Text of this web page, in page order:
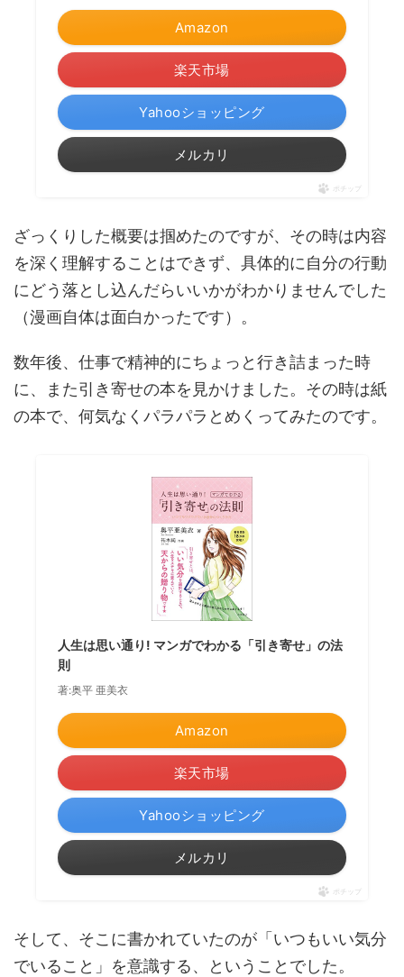
Amazon
楽天市場
Yahooショッピング
メルカリ
ポチップ
ざっくりした概要は掴めたのですが、その時は内容
を深く理解することはできず、具体的に自分の行動
にどう落とし込んだらいいかがわかりませんでした
（漫画自体は面白かったです）。
数年後、仕事で精神的にちょっと行き詰まった時
に、また引き寄せの本を見かけました。その時は紙
の本で、何気なくパラパラとめくってみたのです。
人生は思い通り! マンガでわかる「引き寄せ」の法
則
著:奥平 亜美衣
Amazon
楽天市場
Yahooショッピング
メルカリ
ポチップ
そして、そこに書かれていたのが「いつもいい気分
でいること」を意識する、ということでした。